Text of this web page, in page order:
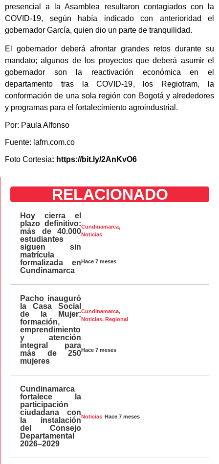
presencial a la Asamblea resultaron contagiados con la
COVID-19, según había indicado con anterioridad el
gobernador García, quien dio un parte de tranquilidad.
El gobernador deberá afrontar grandes retos durante su
mandato; algunos de los proyectos que deberá asumir el
gobernador son la reactivación económica en el
departamento tras la COVID-19, los Regiotram, la
conformación de una sola región con Bogotá y alrededores
y programas para el fortalecimiento agroindustrial.
Por: Paula Alfonso
Fuente: lafm.com.co
Foto Cortesía: https://bit.ly/2AnKvO6
RELACIONADO
Cundinamarca,
Noticias
Hace 7 meses
Hoy cierra el
plazo definitivo:
más de 40.000
estudiantes
siguen sin
matrícula
formalizada en
Cundinamarca
Cundinamarca,
Noticias,Regional
Hace 7 meses
Pacho inauguró
la Casa Social
de la Mujer:
formación,
emprendimiento
y atención
integral para
más de 250
mujeres
Noticias Hace 7 meses
Cundinamarca
fortalece la
participación
ciudadana con
la instalación
del Consejo
Departamental
2026–2029